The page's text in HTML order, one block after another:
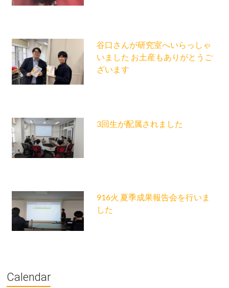
谷口さんが研究室へいらっしゃ
いました お土産もありがとうご
ざいます
3回生が配属されました
916火 夏季成果報告会を行いま
した
Calendar